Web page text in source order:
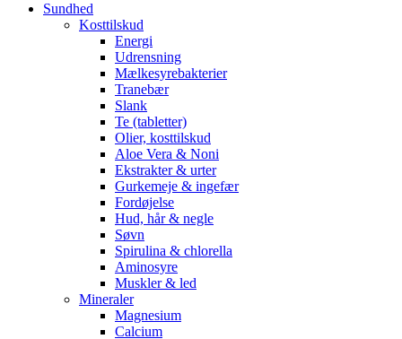
Sundhed
Kosttilskud
Energi
Udrensning
Mælkesyrebakterier
Tranebær
Slank
Te (tabletter)
Olier, kosttilskud
Aloe Vera & Noni
Ekstrakter & urter
Gurkemeje & ingefær
Fordøjelse
Hud, hår & negle
Søvn
Spirulina & chlorella
Aminosyre
Muskler & led
Mineraler
Magnesium
Calcium